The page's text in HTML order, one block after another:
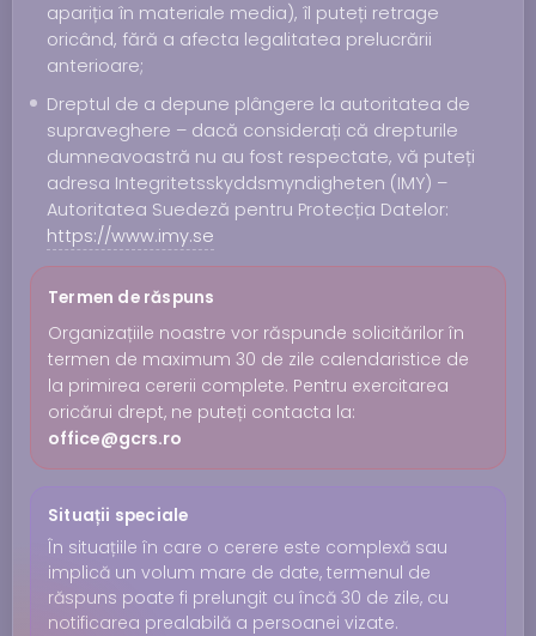
apariția în materiale media), îl puteți retrage
oricând, fără a afecta legalitatea prelucrării
anterioare;
Dreptul de a depune plângere la autoritatea de
supraveghere – dacă considerați că drepturile
dumneavoastră nu au fost respectate, vă puteți
adresa Integritetsskyddsmyndigheten (IMY) –
Autoritatea Suedeză pentru Protecția Datelor:
https://www.imy.se
Termen de răspuns
Organizațiile noastre vor răspunde solicitărilor în
termen de maximum 30 de zile calendaristice de
la primirea cererii complete. Pentru exercitarea
oricărui drept, ne puteți contacta la:
office@gcrs.ro
Situații speciale
În situațiile în care o cerere este complexă sau
implică un volum mare de date, termenul de
răspuns poate fi prelungit cu încă 30 de zile, cu
notificarea prealabilă a persoanei vizate.